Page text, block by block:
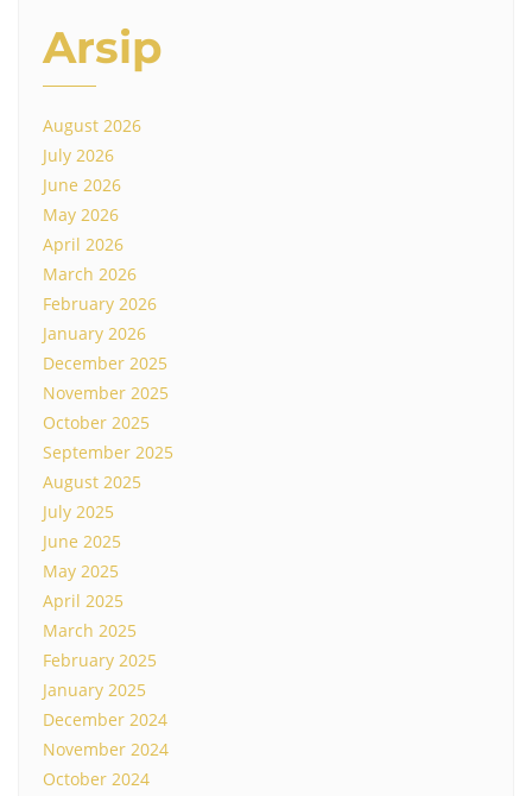
Arsip
August 2026
July 2026
June 2026
May 2026
April 2026
March 2026
February 2026
January 2026
December 2025
November 2025
October 2025
September 2025
August 2025
July 2025
June 2025
May 2025
April 2025
March 2025
February 2025
January 2025
December 2024
November 2024
October 2024